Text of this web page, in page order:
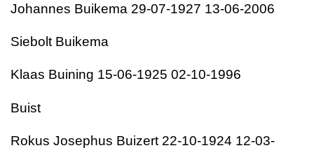
Johannes Buikema 29-07-1927 13-06-2006
Siebolt Buikema
Klaas Buining 15-06-1925 02-10-1996
Buist
Rokus Josephus Buizert 22-10-1924 12-03-